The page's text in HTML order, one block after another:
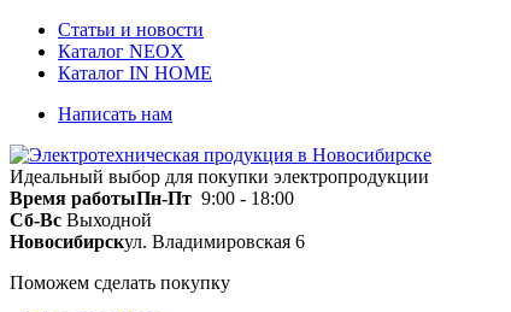
Статьи и новости
Каталог NEOX
Каталог IN HOME
Написать нам
Идеальный выбор для покупки электропродукции
Время работыПн-Пт 9:00 - 18:00
Сб-Вс Выходной
Новосибирскул. Владимировская 6
Поможем сделать покупку